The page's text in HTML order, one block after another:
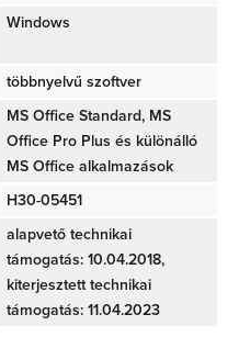
Windows
többnyelvű szoftver
MS Office Standard, MS
Office Pro Plus és különálló
MS Office alkalmazások
H30-05451
alapvető technikai
támogatás: 10.04.2018,
kiterjesztett technikai
támogatás: 11.04.2023